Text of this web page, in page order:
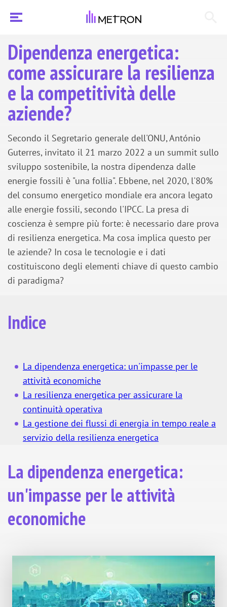
Dipendenza energetica:
come assicurare la resilienza
e la competitività delle
aziende?
Secondo il Segretario generale dell'ONU, António
Guterres, invitato il 21 marzo 2022 a un summit sullo
sviluppo sostenibile, la nostra dipendenza dalle
energie fossili è "una follia". Ebbene, nel 2020, l'80%
del consumo energetico mondiale era ancora legato
alle energie fossili, secondo l'IPCC. La presa di
coscienza è sempre più forte: è necessario dare prova
di resilienza energetica. Ma cosa implica questo per
le aziende? In cosa le tecnologie e i dati
costituiscono degli elementi chiave di questo cambio
di paradigma?
Indice
La dipendenza energetica: un'impasse per le
attività economiche
La resilienza energetica per assicurare la
continuità operativa
La gestione dei flussi di energia in tempo reale a
servizio della resilienza energetica
La dipendenza energetica:
un'impasse per le attività
economiche